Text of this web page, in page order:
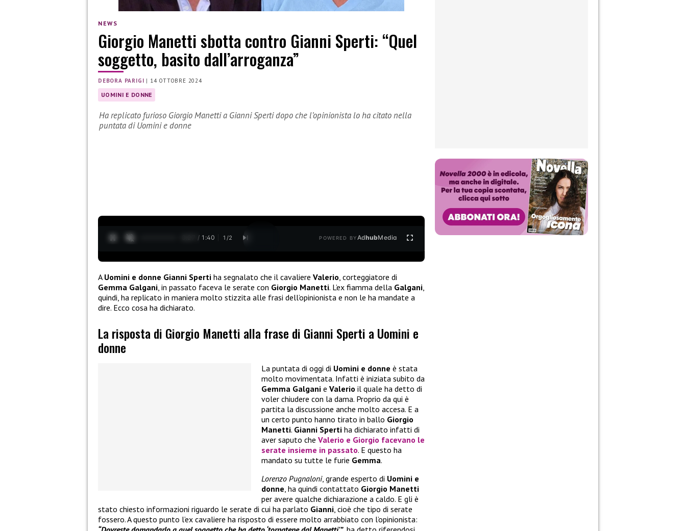
NEWS
Giorgio Manetti sbotta contro Gianni Sperti: “Quel
soggetto, basito dall’arroganza”
DEBORA PARIGI | 14 OTTOBRE 2024
UOMINI E DONNE
Ha replicato furioso Giorgio Manetti a Gianni Sperti dopo che l’opinionista lo ha citato nella
puntata di Uomini e donne
0:28 / 1:40 1 /2 POWERED BYAdhubMedia
A Uomini e donne Gianni Sperti ha segnalato che il cavaliere Valerio , corteggiatore di
Gemma Galgani , in passato faceva le serate con Giorgio Manetti. L’ex fiamma della Galgani
quindi, ha replicato in maniera molto stizzita alle frasi dell’opinionista e non le ha mandate a
dire. Ecco cosa ha dichiarato.
La risposta di Giorgio Manetti alla frase di Gianni Sperti a Uomini e
donne
La puntata di oggi di Uomini e donne è stata
molto movimentata. Infatti è iniziata subito da
Gemma Galgani e Valerio il quale ha detto di
voler chiudere con la dama. Proprio da qui è
partita la discussione anche molto accesa. E a
un certo punto hanno tirato in ballo Giorgio
Manetti. Gianni Sperti ha dichiarato infatti di
aver saputo che Valerio e Giorgio facevano le
serate insieme in passato. E questo ha
mandato su tutte le furie Gemma.
Lorenzo Pugnaloni, grande esperto di Uomini e
donne, ha quindi contattato Giorgio Manetti
per avere qualche dichiarazione a caldo. E gli è
stato chiesto informazioni riguardo le serate di cui ha parlato Gianni, cioè che tipo di serate
fossero. A questo punto l’ex cavaliere ha risposto di essere molto arrabbiato con l’opinionista: